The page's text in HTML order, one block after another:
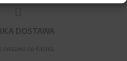
DOSTAWA
dostawa do Klienta